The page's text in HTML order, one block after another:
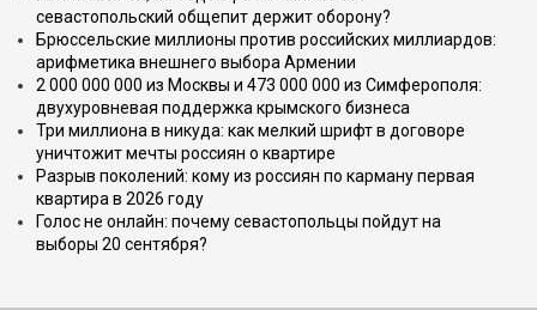
севастопольский общепит держит оборону?
Брюссельские миллионы против российских миллиардов:
арифметика внешнего выбора Армении
2 000 000 000 из Москвы и 473 000 000 из Симферополя:
двухуровневая поддержка крымского бизнеса
Три миллиона в никуда: как мелкий шрифт в договоре
уничтожит мечты россиян о квартире
Разрыв поколений: кому из россиян по карману первая
квартира в 2026 году
Голос не онлайн: почему севастопольцы пойдут на
выборы 20 сентября?